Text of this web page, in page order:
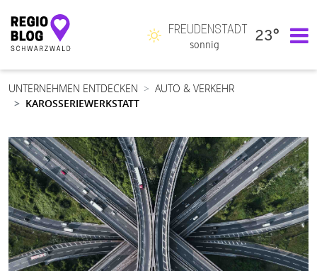
Hauptnavigation
FREUDENSTADT
sonnig
23°
UNTERNEHMEN ENTDECKEN
AUTO & VERKEHR
KAROSSERIEWERKSTATT